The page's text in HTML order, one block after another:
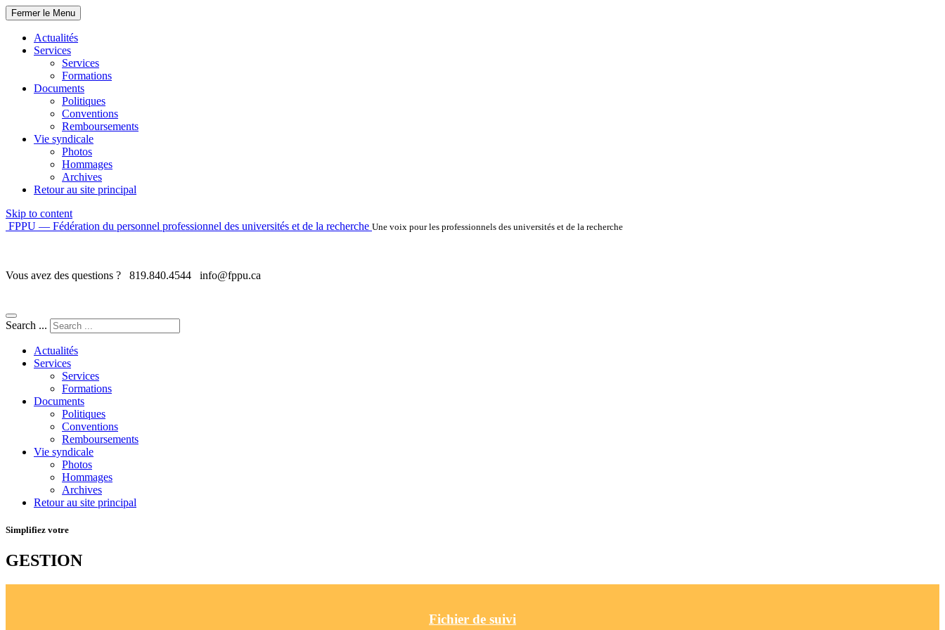
Fermer le Menu
Actualités
Services
Services
Formations
Documents
Politiques
Conventions
Remboursements
Vie syndicale
Photos
Hommages
Archives
Retour au site principal
Skip to content
FPPU — Fédération du personnel professionnel des universités et de la recherche Une voix pour les professionnels des universités et de la recherche
Vous avez des questions ? 819.840.4544 info@fppu.ca
Search ...
Actualités
Services
Services
Formations
Documents
Politiques
Conventions
Remboursements
Vie syndicale
Photos
Hommages
Archives
Retour au site principal
Simplifiez votre
GESTION
Fichier de suivi